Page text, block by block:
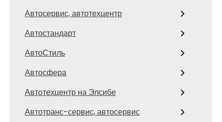
Автосервис, автотехцентр
Автостандарт
АвтоСтиль
Автосфера
Автотехцентр на Элсибе
Автотранс-сервис, автосервис